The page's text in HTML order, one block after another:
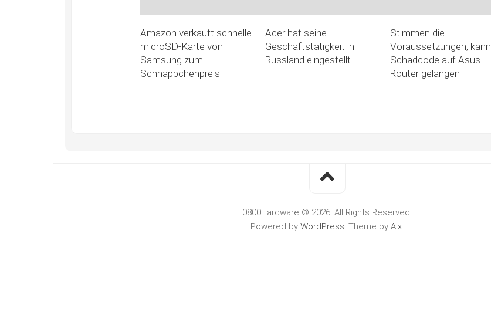
Amazon verkauft schnelle
microSD-Karte von
Samsung zum
Schnäppchenpreis
Acer hat seine
Geschäftstätigkeit in
Russland eingestellt
Stimmen die
Voraussetzungen, kann
Schadcode auf Asus-
Router gelangen
0800Hardware © 2026. All Rights Reserved.
Powered by WordPress. Theme by Alx.